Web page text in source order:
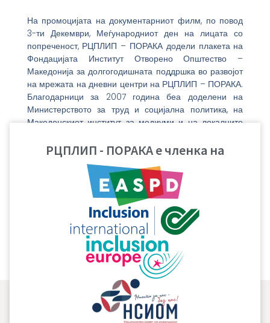
На промоцијата на документарниот филм, по повод
3-ти Декември, Меѓународниот ден на лицата со
попреченост, РЦПЛИП – ПОРАКА додели плакета на
Фондацијата Институт Отворено Општество –
Македонија за долгогодишната поддршка во развојот
на мрежата на дневни центри на РЦПЛИП – ПОРАКА.
Благодарници за 2007 година беа доделени на
Министерството за труд и социјална политика, на
Македонскиот институт за медиуми и на локалните
дневните центри на РЦПЛИП – ПОРАКА.
РЦПЛИП - ПОРАКА е членка на